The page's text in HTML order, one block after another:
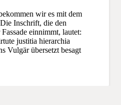
wir es mit dem
Inschrift, die den
einnimmt, lautet:
justitia hierarchia
Vulgär übersetzt besagt